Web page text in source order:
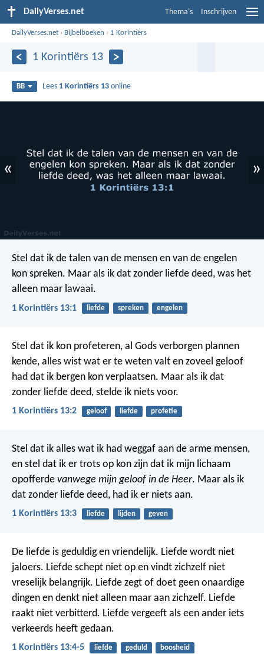
DailyVerses.net Thema's Inschrijven
DailyVerses.net › Bijbelboeken › 1 Korintiërs
1 Korintiërs 13
BB Lees 1 Korintiërs 13 online
« »
Stel dat ik de talen van de mensen en van de engelen
kon spreken. Maar als ik dat zonder liefde deed, was het
alleen maar lawaai.
1 Korintiërs 13:1 liefde spreken engelen
Stel dat ik kon profeteren, al Gods verborgen plannen
kende, alles wist wat er te weten valt en zoveel geloof
had dat ik bergen kon verplaatsen. Maar als ik dat
zonder liefde deed, stelde ik niets voor.
1 Korintiërs 13:2 geloof liefde profetie
Stel dat ik alles wat ik had weggaf aan de arme mensen,
en stel dat ik er trots op kon zijn dat ik mijn lichaam
opofferde vanwege mijn geloof in de Heer. Maar als ik
dat zonder liefde deed, had ik er niets aan.
1 Korintiërs 13:3 liefde lijden geven
De liefde is geduldig en vriendelijk. Liefde wordt niet
jaloers. Liefde schept niet op en vindt zichzelf niet
vreselijk belangrijk. Liefde zegt of doet geen onaardige
dingen en denkt niet alleen maar aan zichzelf. Liefde
raakt niet verbitterd. Liefde vergeeft als een ander iets
verkeerds heeft gedaan.
1 Korintiërs 13:4-5 liefde geduld boosheid